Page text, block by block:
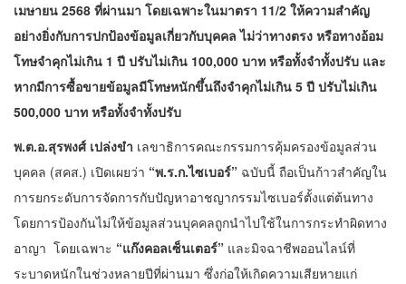
เมษายน 2568 ที่ผ่านมา โดยเฉพาะในมาตรา 11/2 ให้ความสำคัญ
อย่างยิ่งกับการปกป้องข้อมูลเกี่ยวกับบุคคล ไม่ว่าทางตรง หรือทางอ้อม
โทษจำคุกไม่เกิน 1 ปี ปรับไม่เกิน 100,000 บาท หรือทั้งจำทั้งปรับ และ
หากมีการซื้อขายข้อมูลมีโทษหนักขึ้นถึงจำคุกไม่เกิน 5 ปี ปรับไม่เกิน
500,000 บาท หรือทั้งจำทั้งปรับ
พ.ต.อ.สุรพงศ์ เปล่งขำ เลขาธิการคณะกรรมการคุ้มครองข้อมูลส่วน
บุคคล (สคส.) เปิดเผยว่า “พ.ร.ก.ไซเบอร์” ฉบับนี้ ถือเป็นก้าวสำคัญใน
การยกระดับการจัดการกับปัญหาอาชญากรรมไซเบอร์ตั้งแต่ต้นทาง
โดยการป้องกันไม่ให้ข้อมูลส่วนบุคคลถูกนำไปใช้ในการกระทำผิดทาง
อาญา โดยเฉพาะ “แก๊งคอลเซ็นเตอร์” และมิจฉาชีพออนไลน์ที่
ระบาดหนักในช่วงหลายปีที่ผ่านมา ซึ่งก่อให้เกิดความเสียหายแก่